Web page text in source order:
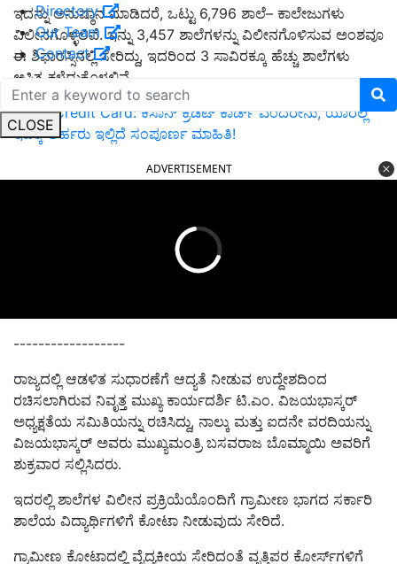
Directory
Our Team
Contact
CLOSE
ಇದನ್ನು ಅನುಷ್ಠಾನ ಮಾಡಿದರೆ, ಒಟ್ಟು 6,796 ಶಾಲೆ– ಕಾಲೇಜುಗಳು
ವಿಲೀನಗೊಳ್ಳಲಿವೆ. ಇನ್ನು 3,457 ಶಾಲೆಗಳನ್ನು ವಿಲೀನಗೊಳಿಸುವ ಅಂಶವೂ
ಈ ಶಿಫಾರಸ್ಸಿನಲ್ಲಿ ಸೇರಿದ್ದು, ಇದರಿಂದ 3 ಸಾವಿರಕ್ಕೂ ಹೆಚ್ಚು ಶಾಲೆಗಳು
ಅಸ್ತಿತ್ವ ಕಳೆದುಕೊಳ್ಳಲಿವೆ.
Kisan Credit Card: ಕಿಸಾನ್ ಕ್ರೆಡಿಟ್ ಕಾರ್ಡ್‌ ಎಂದರೇನು, ಯಾರೆಲ್ಲ
ಇದಕ್ಕೆ ಅರ್ಹರು ಇಲ್ಲಿದೆ ಸಂಪೂರ್ಣ ಮಾಹಿತಿ!
ADVERTISEMENT
------------------
ರಾಜ್ಯದಲ್ಲಿ ಆಡಳಿತ ಸುಧಾರಣೆಗೆ ಆದ್ಯತೆ ನೀಡುವ ಉದ್ದೇಶದಿಂದ
ರಚಿಸಲಾಗಿರುವ ನಿವೃತ್ತ ಮುಖ್ಯ ಕಾರ್ಯದರ್ಶಿ ಟಿ.ಎಂ. ವಿಜಯಭಾಸ್ಕರ್
ಅಧ್ಯಕ್ಷತೆಯ ಸಮಿತಿಯನ್ನು ರಚಿಸಿದ್ದು, ನಾಲ್ಕು ಮತ್ತು ಐದನೇ ವರದಿಯನ್ನು
ವಿಜಯಭಾಸ್ಕರ್ ಅವರು ಮುಖ್ಯಮಂತ್ರಿ ಬಸವರಾಜ ಬೊಮ್ಮಾಯಿ ಅವರಿಗೆ
ಶುಕ್ರವಾರ ಸಲ್ಲಿಸಿದರು.
ಇದರಲ್ಲಿ ಶಾಲೆಗಳ ವಿಲೀನ ಪ್ರಕ್ರಿಯೆಯೊಂದಿಗೆ ಗ್ರಾಮೀಣ ಭಾಗದ ಸರ್ಕಾರಿ
ಶಾಲೆಯ ವಿದ್ಯಾರ್ಥಿಗಳಿಗೆ ಕೋಟಾ ನೀಡುವುದು ಸೇರಿದೆ.
ಗ್ರಾಮೀಣ ಕೋಟಾದಲ್ಲಿ ವೈದ್ಯಕೀಯ ಸೇರಿದಂತೆ ವೃತ್ತಿಪರ ಕೋರ್ಸ್‌ಗಳಿಗೆ